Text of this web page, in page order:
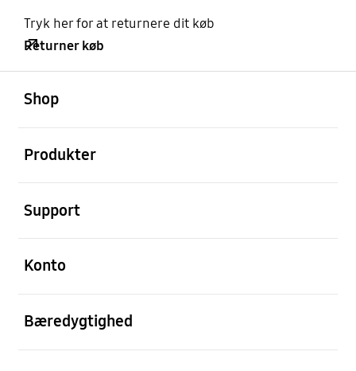
Tryk her for at returnere dit køb
Returner køb
Shop
Produkter
Support
Konto
Bæredygtighed